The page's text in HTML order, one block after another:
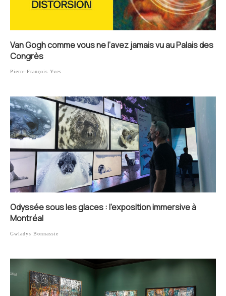
Van Gogh comme vous ne l’avez jamais vu au Palais des
Congrès
Pierre-François Yves
Odyssée sous les glaces : l’exposition immersive à
Montréal
Gwladys Bonnassie